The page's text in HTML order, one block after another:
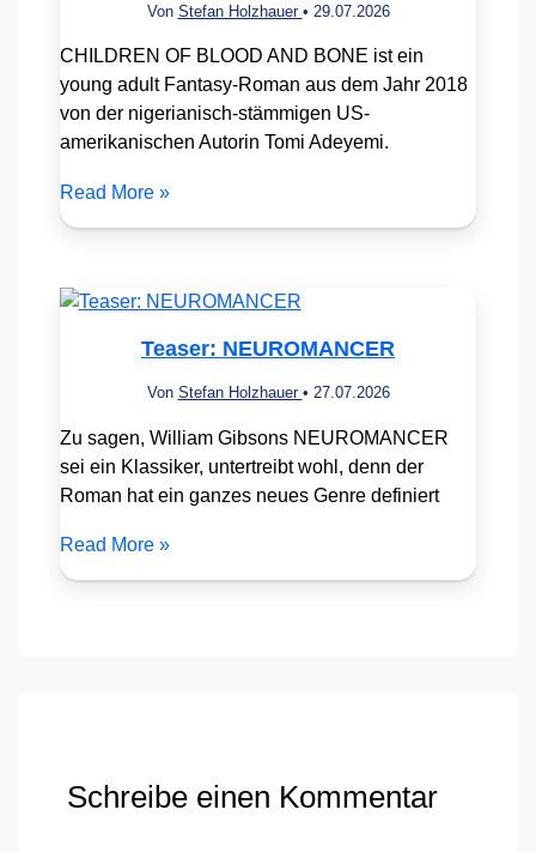
Von Stefan Holzhauer • 29.07.2026
CHILDREN OF BLOOD AND BONE ist ein
young adult Fantasy-Roman aus dem Jahr 2018
von der nigerianisch-stämmigen US-
amerikanischen Autorin Tomi Adeyemi.
Read More »
Teaser: NEUROMANCER
Von Stefan Holzhauer • 27.07.2026
Zu sagen, William Gibsons NEUROMANCER
sei ein Klassiker, untertreibt wohl, denn der
Roman hat ein ganzes neues Genre definiert
Read More »
Schreibe einen Kommentar